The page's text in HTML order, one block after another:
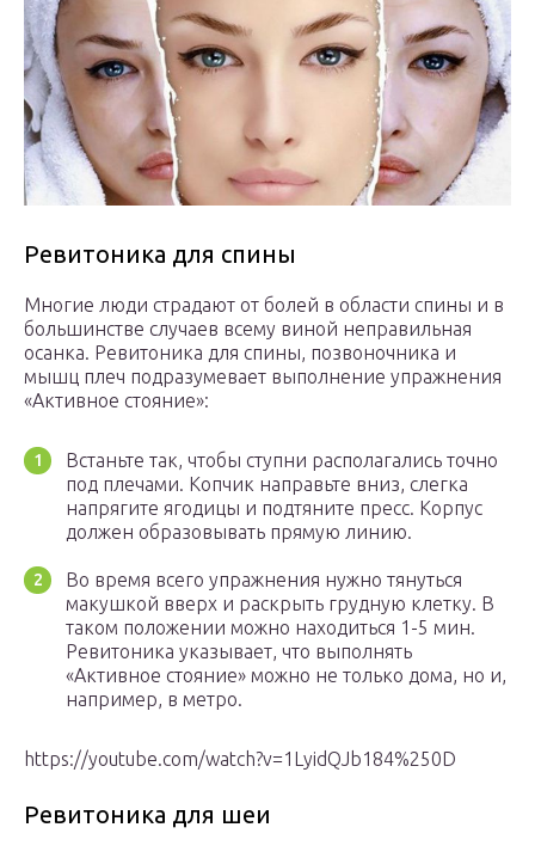
Ревитоника для спины
Многие люди страдают от болей в области спины и в
большинстве случаев всему виной неправильная
осанка. Ревитоника для спины, позвоночника и
мышц плеч подразумевает выполнение упражнения
«Активное стояние»:
Встаньте так, чтобы ступни располагались точно
под плечами. Копчик направьте вниз, слегка
напрягите ягодицы и подтяните пресс. Корпус
должен образовывать прямую линию.
Во время всего упражнения нужно тянуться
макушкой вверх и раскрыть грудную клетку. В
таком положении можно находиться 1-5 мин.
Ревитоника указывает, что выполнять
«Активное стояние» можно не только дома, но и,
например, в метро.
https://youtube.com/watch?v=1LyidQJb184%250D
Ревитоника для шеи